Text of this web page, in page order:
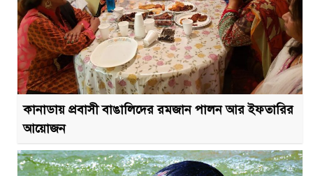
কানাডায় প্রবাসী বাঙালিদের রমজান পালন আর ইফতারির
আয়োজন